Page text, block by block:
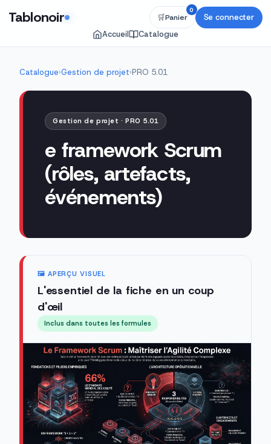
Tablonoir
Accueil Catalogue
🛒Panier
0
Se connecter
Catalogue›Gestion de projet›PRO 5.01
Gestion de projet · PRO 5.01
e framework Scrum
(rôles, artefacts,
événements)
🖼️ APERÇU VISUEL
L'essentiel de la fiche en un coup
d'œil
Inclus dans toutes les formules